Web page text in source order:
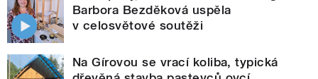
Barbora Bezděková uspěla
v celosvětové soutěži
Na Gírovou se vrací koliba, typická